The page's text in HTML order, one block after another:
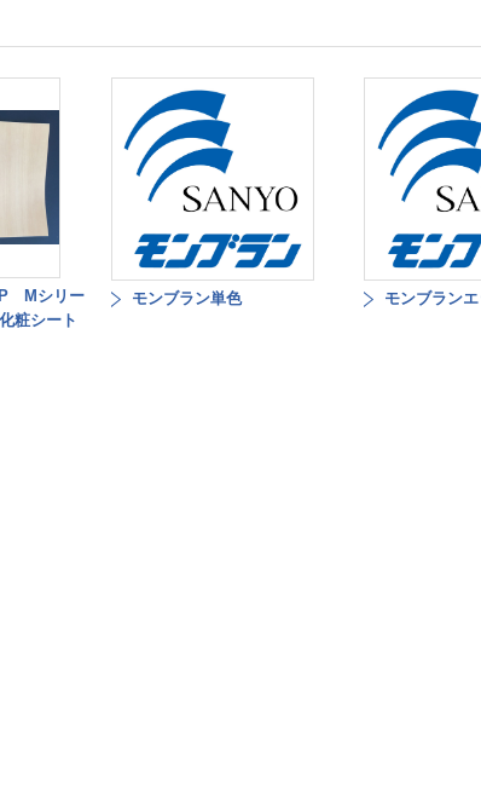
Mシリー
粧シート
モンブラン単色 モンブラン